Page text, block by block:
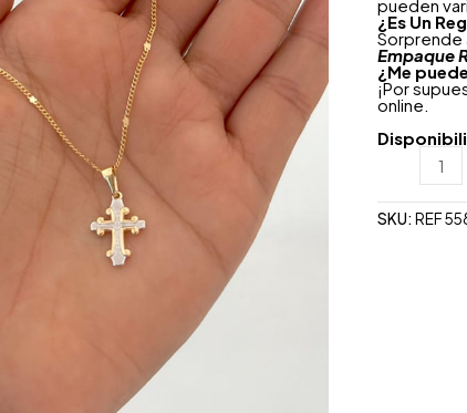
pueden
¿ Es Un
Sorprende
Empaque
¿Me
¡Por
online.
SKU: REF